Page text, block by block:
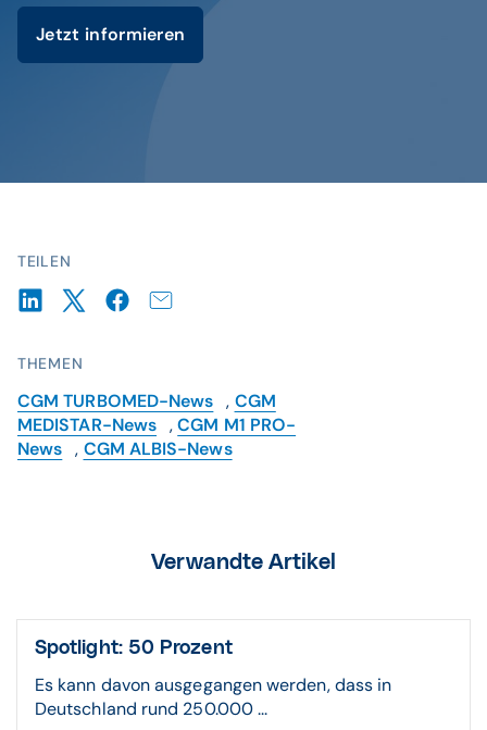
TEILEN
THEMEN
CGM TURBOMED-News , CGM
MEDISTAR-News ,CGM M1 PRO-
News , CGM ALBIS-News
Jetzt informieren
Verwandte Artikel
Spotlight: 50 Prozent
Es kann davon ausgegangen werden, dass in
Deutschland rund 250.000 ...